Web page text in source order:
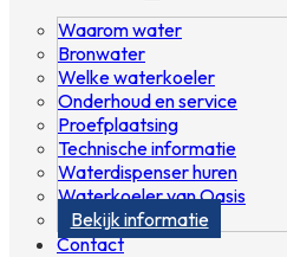
Waarom water
Bronwater
Welke waterkoeler
Onderhoud en service
Proefplaatsing
Technische informatie
Waterdispenser huren
Waterkoeler van Oasis
Bekijk informatie
Contact